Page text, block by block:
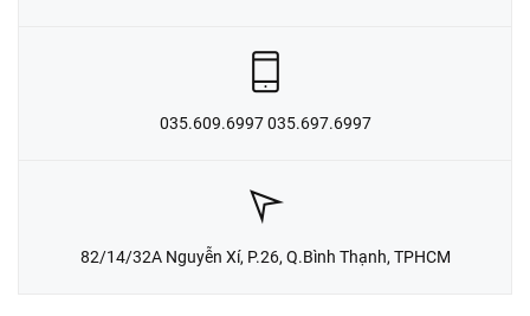
035.609.6997 035.697.6997
82/14/32A Nguyễn Xí, P.26, Q.Bình Thạnh, TPHCM